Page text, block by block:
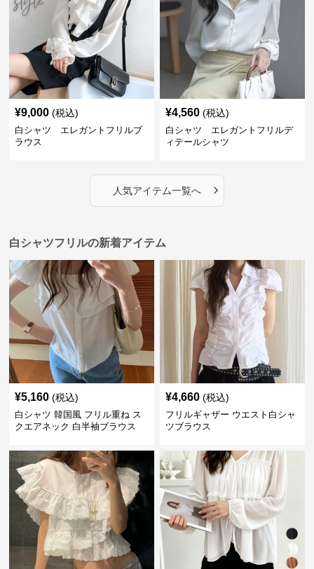
¥9,000 (税込)
白シャツ エレガントフリルブ
ラウス
¥4,560 (税込)
白シャツ エレガントフリルデ
ィテールシャツ
人気アイテム一覧へ ›
白シャツフリルの新着アイテム
¥5,160 (税込)
白シャツ 韓国風 フリル重ね ス
クエアネック 白半袖ブラウス
¥4,660 (税込)
フリルギャザー ウエスト白シャ
ツブラウス